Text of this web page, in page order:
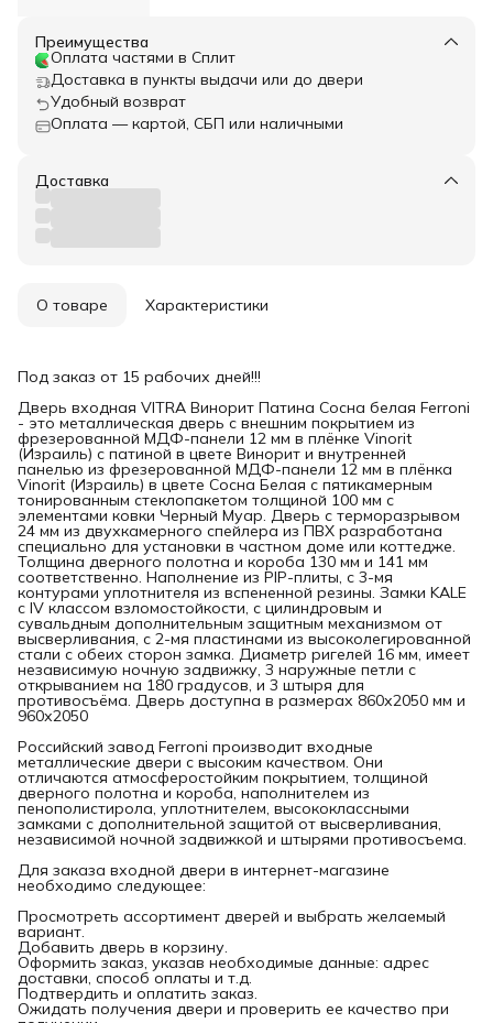
Преимущества
Оплата частями в Сплит
Доставка в пункты выдачи или до двери
Удобный возврат
Оплата — картой, СБП или наличными
Доставка
О товаре Характеристики
Под заказ от 15 рабочих дней!!!
Дверь входная VITRA Винорит Патина Сосна белая Ferroni
- это металлическая дверь с внешним покрытием из
фрезерованной МДФ-панели 12 мм в плёнке Vinorit
(Израиль) с патиной в цвете Винорит и внутренней
панелью из фрезерованной МДФ-панели 12 мм в плёнка
Vinorit (Израиль) в цвете Сосна Белая с пятикамерным
тонированным стеклопакетом толщиной 100 мм с
элементами ковки Черный Муар. Дверь с терморазрывом
24 мм из двухкамерного спейлера из ПВХ разработана
специально для установки в частном доме или коттедже.
Толщина дверного полотна и короба 130 мм и 141 мм
соответственно. Наполнение из PIP-плиты, с 3-мя
контурами уплотнителя из вспененной резины. Замки KALE
с IV классом взломостойкости, с цилиндровым и
сувальдным дополнительным защитным механизмом от
высверливания, с 2-мя пластинами из высоколегированной
стали с обеих сторон замка. Диаметр ригелей 16 мм, имеет
независимую ночную задвижку, 3 наружные петли с
открыванием на 180 градусов, и 3 штыря для
противосъёма. Дверь доступна в размерах 860х2050 мм и
960х2050
Российский завод Ferroni производит входные
металлические двери с высоким качеством. Они
отличаются атмосферостойким покрытием, толщиной
дверного полотна и короба, наполнителем из
пенополистирола, уплотнителем, высококлассными
замками с дополнительной защитой от высверливания,
независимой ночной задвижкой и штырями противосъема.
Для заказа входной двери в интернет-магазине
необходимо следующее:
Просмотреть ассортимент дверей и выбрать желаемый
вариант.
Добавить дверь в корзину.
Оформить заказ, указав необходимые данные: адрес
доставки, способ оплаты и т.д.
Подтвердить и оплатить заказ.
Ожидать получения двери и проверить ее качество при